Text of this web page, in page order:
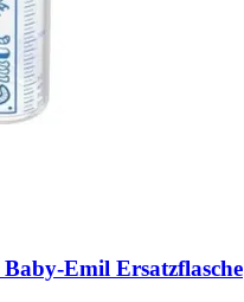
Baby-​Emil Ersatzflasche